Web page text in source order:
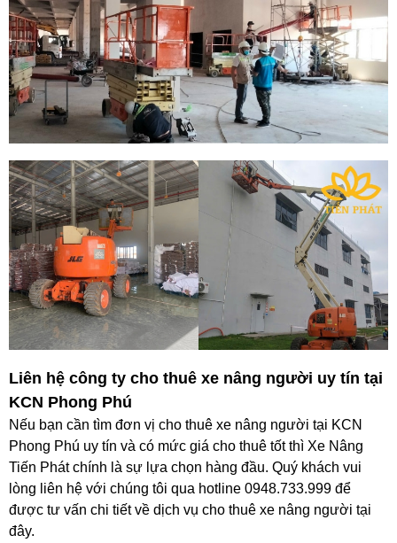
Liên hệ công ty cho thuê xe nâng người uy tín tại
KCN Phong Phú
Nếu bạn cần tìm đơn vị cho thuê xe nâng người tại KCN
Phong Phú uy tín và có mức giá cho thuê tốt thì Xe Nâng
Tiến Phát chính là sự lựa chọn hàng đầu. Quý khách vui
lòng liên hệ với chúng tôi qua hotline 0948.733.999 để
được tư vấn chi tiết về dịch vụ cho thuê xe nâng người tại
đây.